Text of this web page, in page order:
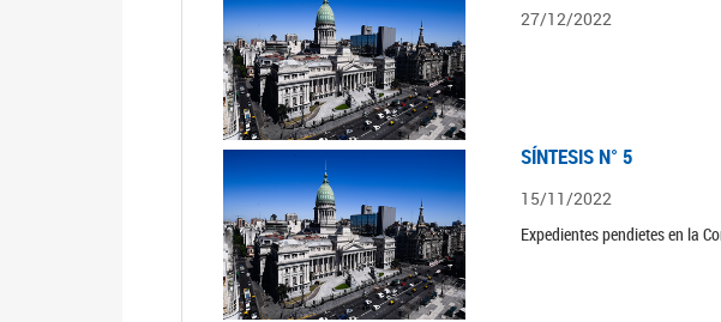
27/12/2022
SÍNTESIS N° 5
15/11/2022
Expedientes pendietes en la